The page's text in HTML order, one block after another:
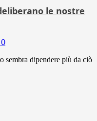
le nostre
0
sembra dipendere più da ciò